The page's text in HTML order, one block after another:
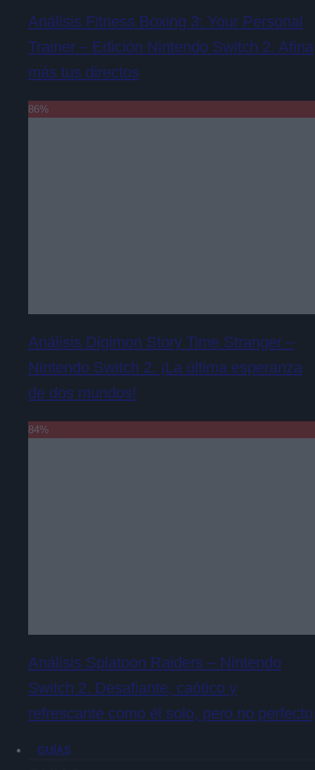
Análisis Fitness Boxing 3: Your Personal
Trainer – Edición Nintendo Switch 2. Afina
más tus directos
86%
Análisis Digimon Story Time Stranger –
Nintendo Switch 2. ¡La última esperanza
de dos mundos!
84%
Análisis Splatoon Raiders – Nintendo
Switch 2. Desafiante, caótico y
refrescante como él solo, pero no perfecto
GUÍAS